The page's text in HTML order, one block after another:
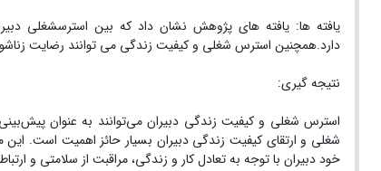
دارد.همچنین استرس شغلی و کیفیت زندگی می توانند رضایت
نتیجه گیری:
استرس شغلی و کیفیت زندگی دبیران می‌توانند به عنوان
شغلی و ارتقای کیفیت زندگی دبیران بسیار حائز اهمیت است.
خود دبیران با توجه به تعادل کار و زندگی، مراقبت از سلامتی و